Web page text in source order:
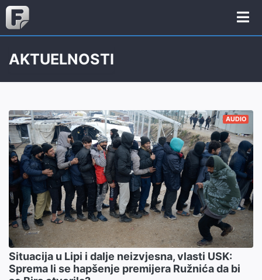
AKTUELNOSTI
AUDIO
Situacija u Lipi i dalje neizvjesna, vlasti USK:
Sprema li se hapšenje premijera Ružnića da bi